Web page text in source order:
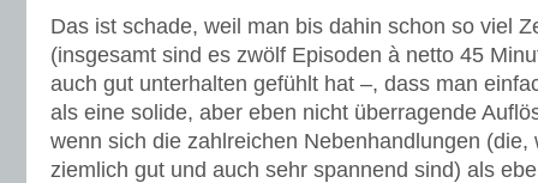
Das ist schade, weil man bis dahin schon so viel
(insgesamt sind es zwölf Episoden à netto 45
auch gut unterhalten gefühlt hat –, dass man
als eine solide, aber eben nicht überragende
wenn sich die zahlreichen Nebenhandlungen (die,
ziemlich gut und auch sehr spannend sind) als